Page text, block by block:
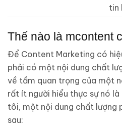
tin
Thế nào là mcontent
Để Content Marketing có
phải có một nội dung chất
về tầm quan trọng của một
rất ít người hiểu thực sự nó
tôi, một nội dung chất lượng
sau: